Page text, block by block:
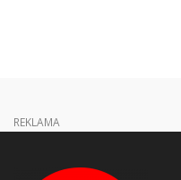
REKLAMA